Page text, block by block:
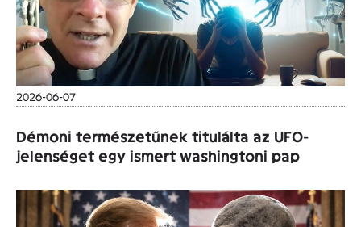
2026-06-07
Démoni természetűnek titulálta az UFO-
jelenséget egy ismert washingtoni pap